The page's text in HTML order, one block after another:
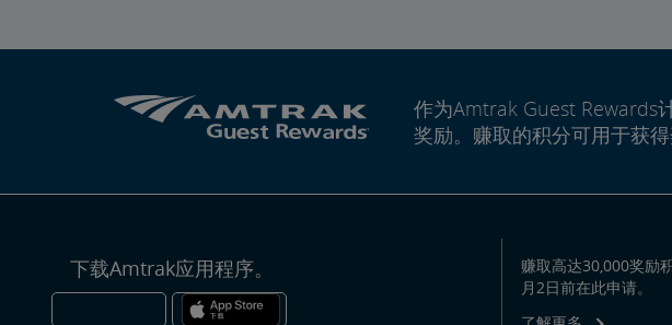
作为Amtrak Guest Rewards
奖励。赚取的积分可用于获得
下载Amtrak应用程序。
赚取高达30,000奖励
月2日前在此申请。